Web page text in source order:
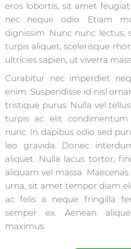
eros lobortis, sit amet
nec neque odio. Etiam
dignissim. Nunc nunc lectus,
turpis aliquet, scelerisque
ultricies sapien, ut viverra
Curabitur nec imperdiet
enim. Suspendisse id nisl
tristique purus. Nulla vel
turpis ac elit condimentum
nunc. In dapibus odio sed
leo gravida. Donec
aliquet. Nulla lacus tortor,
aliquam vel massa.
urna, sit amet tempor diam
ac felis a neque fringilla
semper ex. Aenean
maximus.